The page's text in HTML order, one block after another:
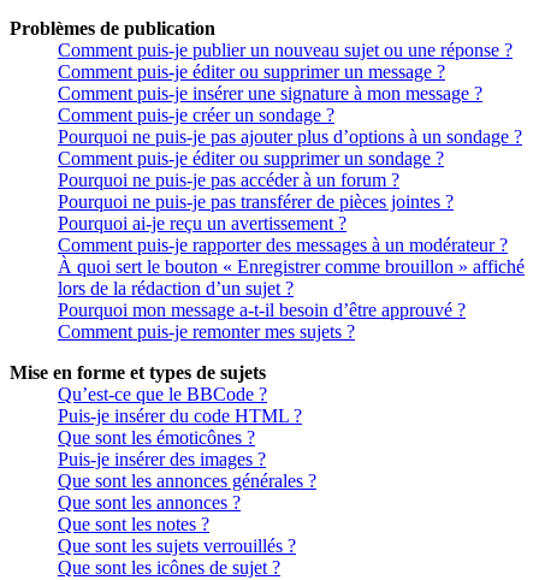
Problèmes de publication
Comment puis-je publier un nouveau sujet ou une réponse ?
Comment puis-je éditer ou supprimer un message ?
Comment puis-je insérer une signature à mon message ?
Comment puis-je créer un sondage ?
Pourquoi ne puis-je pas ajouter plus d’options à un sondage ?
Comment puis-je éditer ou supprimer un sondage ?
Pourquoi ne puis-je pas accéder à un forum ?
Pourquoi ne puis-je pas transférer de pièces jointes ?
Pourquoi ai-je reçu un avertissement ?
Comment puis-je rapporter des messages à un modérateur ?
À quoi sert le bouton « Enregistrer comme brouillon » affiché
lors de la rédaction d’un sujet ?
Pourquoi mon message a-t-il besoin d’être approuvé ?
Comment puis-je remonter mes sujets ?
Mise en forme et types de sujets
Qu’est-ce que le BBCode ?
Puis-je insérer du code HTML ?
Que sont les émoticônes ?
Puis-je insérer des images ?
Que sont les annonces générales ?
Que sont les annonces ?
Que sont les notes ?
Que sont les sujets verrouillés ?
Que sont les icônes de sujet ?